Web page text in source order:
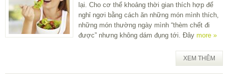
lại. Cho cơ thể khoảng thời gian thích hợp để
nghỉ ngơi bằng cách ăn những món mình thích,
những món thường ngày mình “thèm chết đi
được” nhưng không dám đụng tới. Đây more »
XEM THÊM